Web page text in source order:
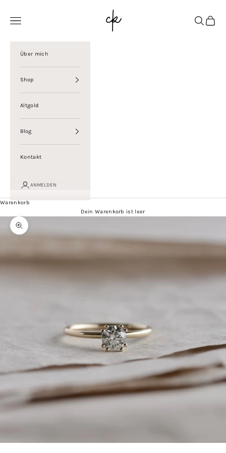
Christina Kolbe
Menü
Suchen
Über mich
Shop
Altgold
Blog
Kontakt
ANMELDEN
Warenkorb
Dein Warenkorb ist leer
Bild vergrößern